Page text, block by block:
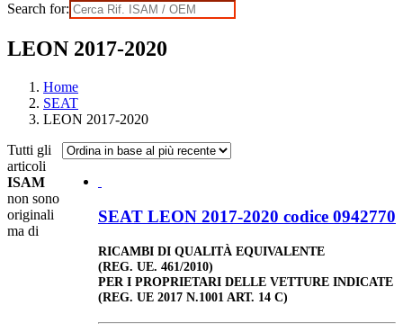
Search for:
LEON 2017-2020
Home
SEAT
LEON 2017-2020
SEAT LEON 2017-2020 codice 0942770
RICAMBI DI QUALITÀ EQUIVALENTE
(REG. UE. 461/2010)
PER I PROPRIETARI DELLE VETTURE INDICATE
(REG. UE 2017 N.1001 ART. 14 C)
Tutti gli
articoli
ISAM
non sono
originali
ma di